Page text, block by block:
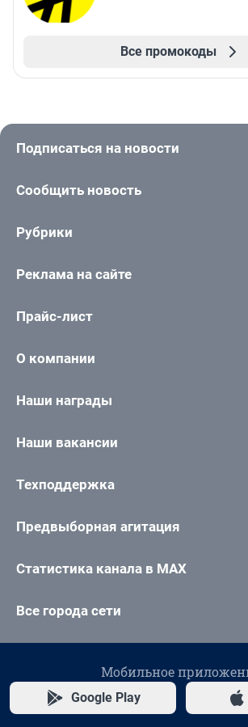
Все промокоды
Подписаться на новости
Сообщить новость
Рубрики
Реклама на сайте
Прайс-лист
О компании
Наши награды
Наши вакансии
Техподдержка
Предвыборная агитация
Статистика канала в MAX
Все города сети
Мобильное
Google Play